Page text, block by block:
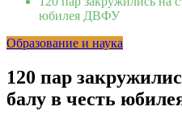
Мобильная реклама на
Во Владивостоке найдут
Зарядка с полицейскими,
во Владивостоке
Вельгодский Олег
юбилея ДВФУ
Образование и наука
120 пар
балу в честь